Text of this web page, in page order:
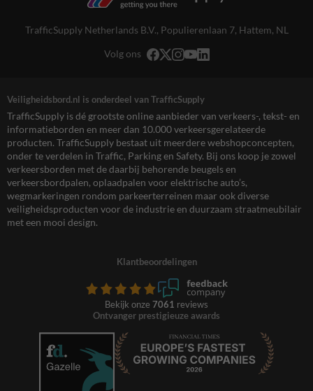
TrafficSupply Netherlands B.V., Populierenlaan 7, Hattem, NL
Volg ons
Veiligheidsbord.nl is onderdeel van TrafficSupply
TrafficSupply is dé grootste online aanbieder van verkeers-, tekst- en
informatieborden en meer dan 10.000 verkeersgerelateerde
producten. TrafficSupply bestaat uit meerdere webshopconcepten,
onder te verdelen in Traffic, Parking en Safety. Bij ons koop je zowel
verkeersborden met de daarbij behorende beugels en
verkeersbordpalen, oplaadpalen voor elektrische auto’s,
wegmarkeringen rondom parkeerterreinen maar ook diverse
veiligheidsproducten voor de industrie en duurzaam straatmeubilair
met een mooi design.
Klantbeoordelingen
Bekijk onze 7061 reviews
Ontvanger prestigieuze awards